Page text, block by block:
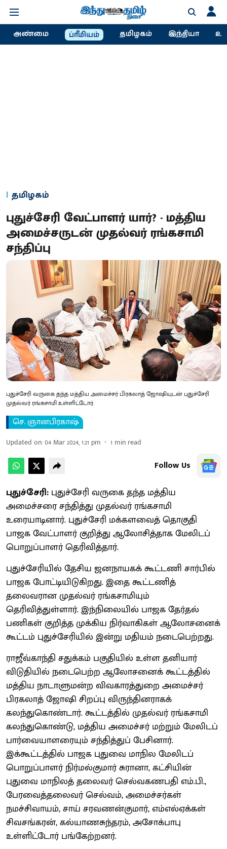
அண்மை ப்ரீமியம் தமிழகம் இந்தியா
தமிழகம்
புதுச்சேரி வேட்பாளர் யார்? - மத்திய
அமைச்சருடன் முதல்வர் ரங்கசாமி
சந்திப்பு
புதுச்சேரி வருகை தந்த மத்திய அமைச்சர் பிரகலாத் ஜோஷியுடன் புதுச்சேரி
முதல்வர் ரங்கசாமி உள்ளிட்டோர்.
செ. ஞானபிரகாஷ்
Updated on:04 Mar 2024, 1:21 pm 1 min read
Follow Us
புதுச்சேரி: புதுச்சேரி வருகை தந்த மத்திய
அமைச்சரை சந்தித்து முதல்வர் ரங்கசாமி
உரையாடினார். புதுச்சேரி மக்களவைத் தொகுதி
பாஜக வேட்பாளர் குறித்து ஆலோசித்தாக மேலிடப்
பொறுப்பாளர் தெரிவித்தார்.
புதுச்சேரியில் தேசிய ஜனநாயகக் கூட்டணி சார்பில்
பாஜக போட்டியிடுகிறது. இதை கூட்டணித்
தலைவரான முதல்வர் ரங்கசாமியும்
தெரிவித்துள்ளார். இந்நிலையில் பாஜக தேர்தல்
பணிகள் குறித்த முக்கிய நிர்வாகிகள் ஆலோசனைக்
கூட்டம் புதுச்சேரியில் இன்று மதியம் நடைபெற்றது.
ராஜீவ்காந்தி சதுக்கம் பகுதியில் உள்ள தனியார்
விடுதியில் நடைபெற்ற ஆலோசனைக் கூட்டத்தில்
மத்திய நாடாளுமன்ற விவகாரத்துறை அமைச்சர்
பிரகலாத் ஜோஷி சிறப்பு விருந்தினராகக்
கலந்துகொண்டார். கூட்டத்தில் முதல்வர் ரங்கசாமி
கலந்துகொண்டு, மத்திய அமைச்சர் மற்றும் மேலிடப்
பார்வையாளரையும் சந்தித்துப் பேசினார்.
இக்கூட்டத்தில் பாஜக புதுவை மாநில மேலிடப்
பொறுப்பாளர் நிர்மல்குமார் சுரானா, கட்சியின்
புதுவை மாநிலத் தலைவர் செல்வகணபதி எம்.பி.,
பேரவைத்தலைவர் செல்வம், அமைச்சர்கள்
நமச்சிவாயம், சாய் சரவணன்குமார், எம்எல்ஏக்கள்
சிவசங்கரன், கல்யாணசுந்தரம், அசோக்பாபு
உள்ளிட்டோர் பங்கேற்றனர்.